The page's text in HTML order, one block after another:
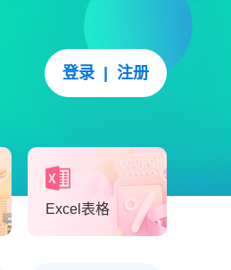
登录 注册
Excel表格